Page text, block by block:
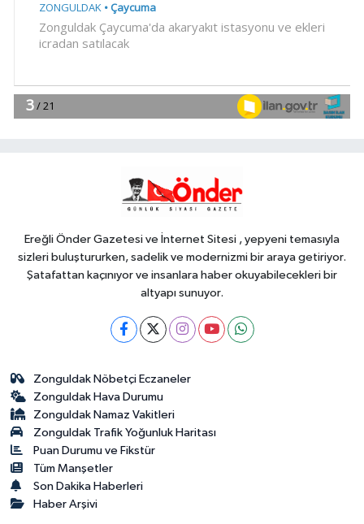
09:14İzmir'in ilk lavanta parkı
09:00 Kayseri- Ankara hattı uyumlu
çalışıyor
Ereğli Önder Gazetesi ve İnternet Sitesi , yepyeni temasıyla
sizleri buluştururken, sadelik ve modernizmi bir araya getiriyor.
Şatafattan kaçınıyor ve insanlara haber okuyabilecekleri bir
altyapı sunuyor.
Zonguldak Nöbetçi Eczaneler
Zonguldak Hava Durumu
Zonguldak Namaz Vakitleri
Zonguldak Trafik Yoğunluk Haritası
Puan Durumu ve Fikstür
Tüm Manşetler
Son Dakika Haberleri
Haber Arşivi